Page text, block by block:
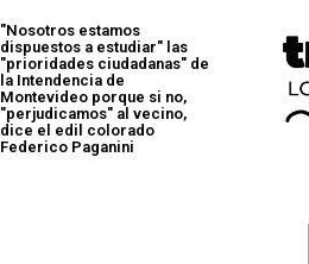
"Nosotros estamos
dispuestos a estudiar" las
"prioridades ciudadanas" de
la Intendencia de
Montevideo porque si no,
"perjudicamos" al vecino,
dice el edil colorado
Federico Paganini